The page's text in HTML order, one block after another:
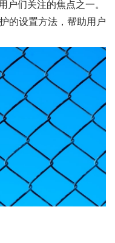
户们关注的焦点之一。
的设置方法，帮助用户